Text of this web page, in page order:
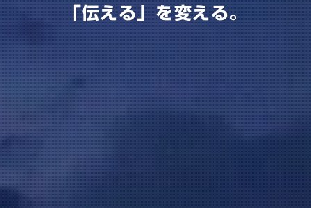
「伝える」を変える。